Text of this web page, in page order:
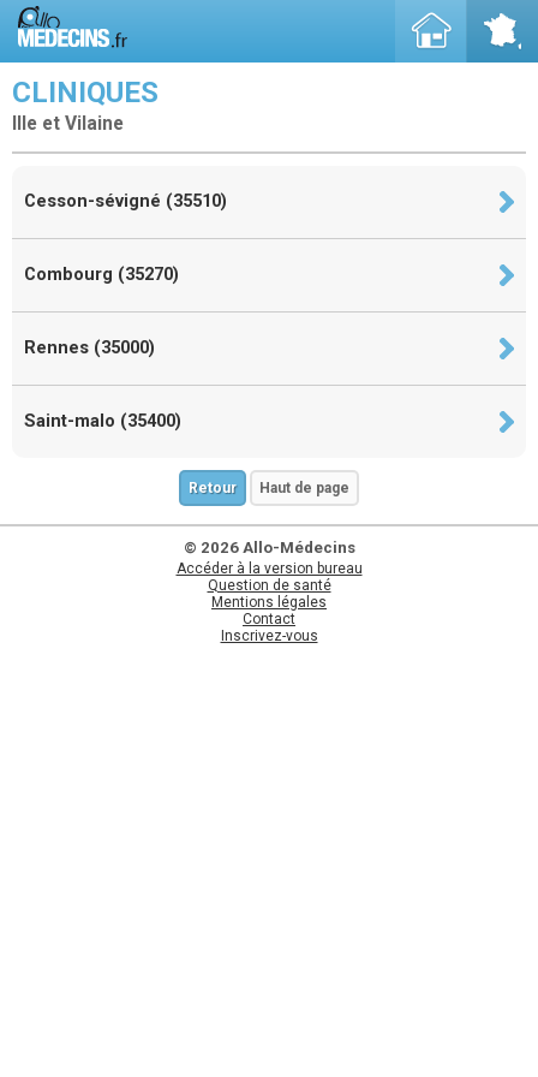
CLINIQUES
Ille et Vilaine
Cesson-sévigné (35510)
Combourg (35270)
Rennes (35000)
Saint-malo (35400)
Retour Haut de page
© 2026 Allo-Médecins
Accéder à la version bureau
Question de santé
Mentions légales
Contact
Inscrivez-vous